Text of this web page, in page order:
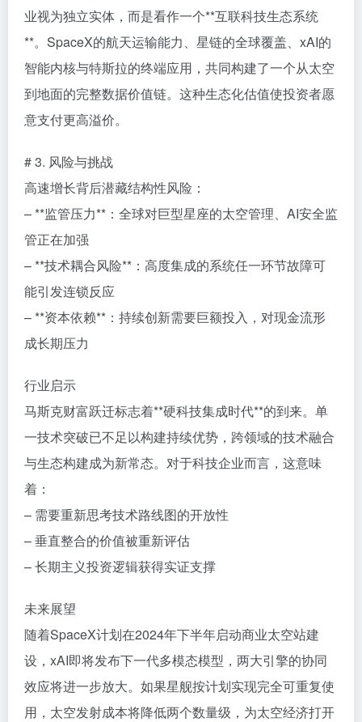
业视为独立实体，而是看作一个**互联科技生态系统
**。SpaceX的航天运输能力、星链的全球覆盖、xAI的
智能内核与特斯拉的终端应用，共同构建了一个从太空
到地面的完整数据价值链。这种生态化估值使投资者愿
意支付更高溢价。
# 3. 风险与挑战
高速增长背后潜藏结构性风险：
– **监管压力**：全球对巨型星座的太空管理、AI安全监
管正在加强
– **技术耦合风险**：高度集成的系统任一环节故障可
能引发连锁反应
– **资本依赖**：持续创新需要巨额投入，对现金流形
成长期压力
行业启示
马斯克财富跃迁标志着**硬科技集成时代**的到来。单
一技术突破已不足以构建持续优势，跨领域的技术融合
与生态构建成为新常态。对于科技企业而言，这意味
着：
– 需要重新思考技术路线图的开放性
– 垂直整合的价值被重新评估
– 长期主义投资逻辑获得实证支撑
未来展望
随着SpaceX计划在2024年下半年启动商业太空站建
设，xAI即将发布下一代多模态模型，两大引擎的协同
效应将进一步放大。如果星舰按计划实现完全可重复使
用，太空发射成本将降低两个数量级，为太空经济打开